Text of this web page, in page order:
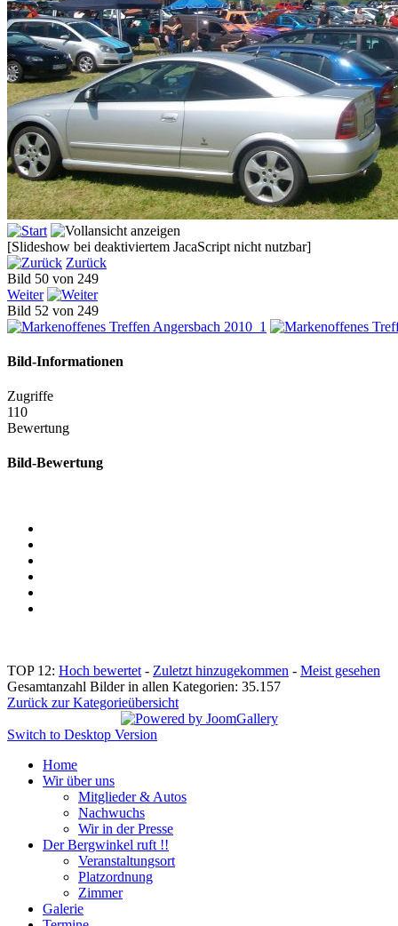
[Slideshow bei deaktiviertem JacaScript nicht nutzbar]
Zurück
Bild 50 von 249
Weiter
Bild 52 von 249
Bild-Informationen
Zugriffe
110
Bewertung
Bild-Bewertung
TOP 12: Hoch bewertet - Zuletzt hinzugekommen - Meist gesehen
Gesamtanzahl Bilder in allen Kategorien: 35.157
Zurück zur Kategorieübersicht
Switch to Desktop Version
Home
Wir über uns
Mitglieder & Autos
Nachwuchs
Wir in der Presse
Der Bergwinkel ruft !!
Veranstaltungsort
Platzordnung
Zimmer
Galerie